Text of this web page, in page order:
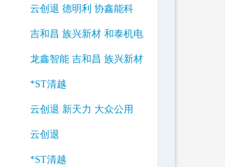
云创退 德明利 协鑫能科
吉和昌 族兴新材 和泰机电
龙鑫智能 吉和昌 族兴新材
*ST清越
云创退 新天力 大众公用
云创退
*ST清越